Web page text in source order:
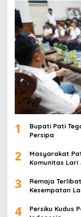
1
Bupati Pati
Persipa
2
Masyarakat
Komunitas
3
Remaja
Kesempatan
4
Persiku Kudus